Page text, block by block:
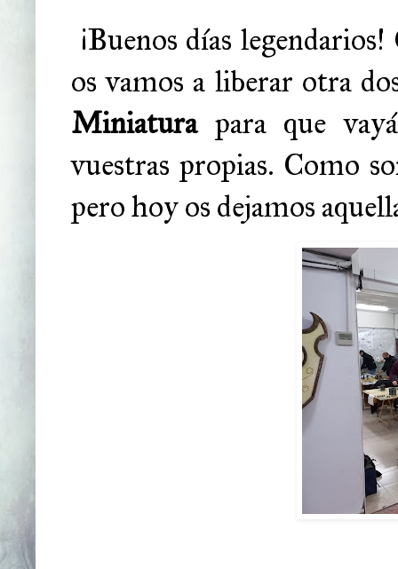
¡Buenos días
os vamos a liberar otra
Miniaturapara que
vuestras propias. Como
pero hoy os dejamos